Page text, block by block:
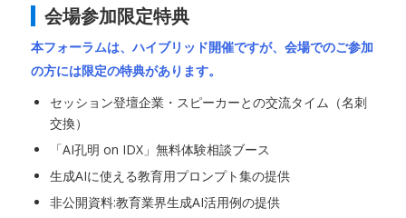
会場参加限定特典
本フォーラムは、ハイブリッド開催ですが、会場でのご参加
の方には限定の特典があります。
セッション登壇企業・スピーカーとの交流タイム（名刺
交換）
「AI孔明 on IDX」無料体験相談ブース
生成AIに使える教育用プロンプト集の提供
非公開資料:教育業界生成AI活用例の提供